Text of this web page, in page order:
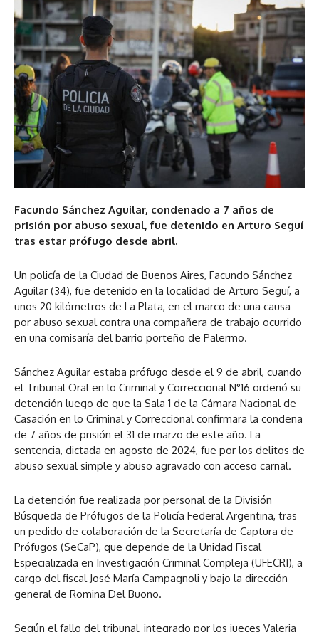
Facundo Sánchez Aguilar, condenado a 7 años de
prisión por abuso sexual, fue detenido en Arturo Seguí
tras estar prófugo desde abril.
Un policía de la Ciudad de Buenos Aires, Facundo Sánchez
Aguilar (34), fue detenido en la localidad de Arturo Seguí, a
unos 20 kilómetros de La Plata, en el marco de una causa
por abuso sexual contra una compañera de trabajo ocurrido
en una comisaría del barrio porteño de Palermo.
Sánchez Aguilar estaba prófugo desde el 9 de abril, cuando
el Tribunal Oral en lo Criminal y Correccional N°16 ordenó su
detención luego de que la Sala 1 de la Cámara Nacional de
Casación en lo Criminal y Correccional confirmara la condena
de 7 años de prisión el 31 de marzo de este año. La
sentencia, dictada en agosto de 2024, fue por los delitos de
abuso sexual simple y abuso agravado con acceso carnal.
La detención fue realizada por personal de la División
Búsqueda de Prófugos de la Policía Federal Argentina, tras
un pedido de colaboración de la Secretaría de Captura de
Prófugos (SeCaP), que depende de la Unidad Fiscal
Especializada en Investigación Criminal Compleja (UFECRI), a
cargo del fiscal José María Campagnoli y bajo la dirección
general de Romina Del Buono.
Según el fallo del tribunal, integrado por los jueces Valeria